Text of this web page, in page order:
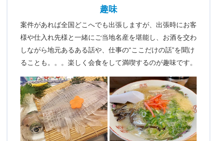
趣味
案件があれば全国どこへでも出張しますが、出張時にお客
様や仕入れ先様と一緒にご当地名産を堪能し、お酒を交わ
しながら地元あるある話や、仕事の“ここだけの話”を聞け
ることも。。。楽しく会食をして満喫するのが趣味です。